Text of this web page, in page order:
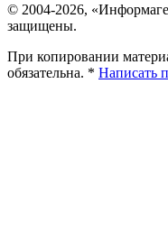
© 2004-2026,
защищены.
При копировании
обязательна. * Написать